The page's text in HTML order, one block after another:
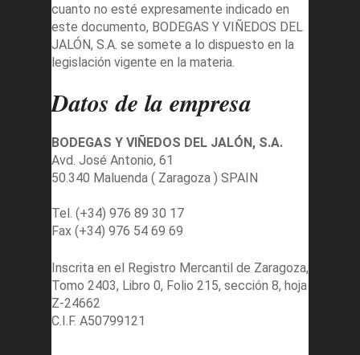
cuanto no esté expresamente indicado en
este documento, BODEGAS Y VIÑEDOS DEL
JALÓN, S.A. se somete a lo dispuesto en la
legislación vigente en la materia.
Datos de la empresa
BODEGAS Y VIÑEDOS DEL JALÓN, S.A.
Avd. José Antonio, 61
50.340 Maluenda ( Zaragoza ) SPAIN
Tel. (+34) 976 89 30 17
Fax (+34) 976 54 69 69
Inscrita en el Registro Mercantil de Zaragoza,
Tomo 2403, Libro 0, Folio 215, sección 8, hoja
Z-24662
C.I.F. A50799121